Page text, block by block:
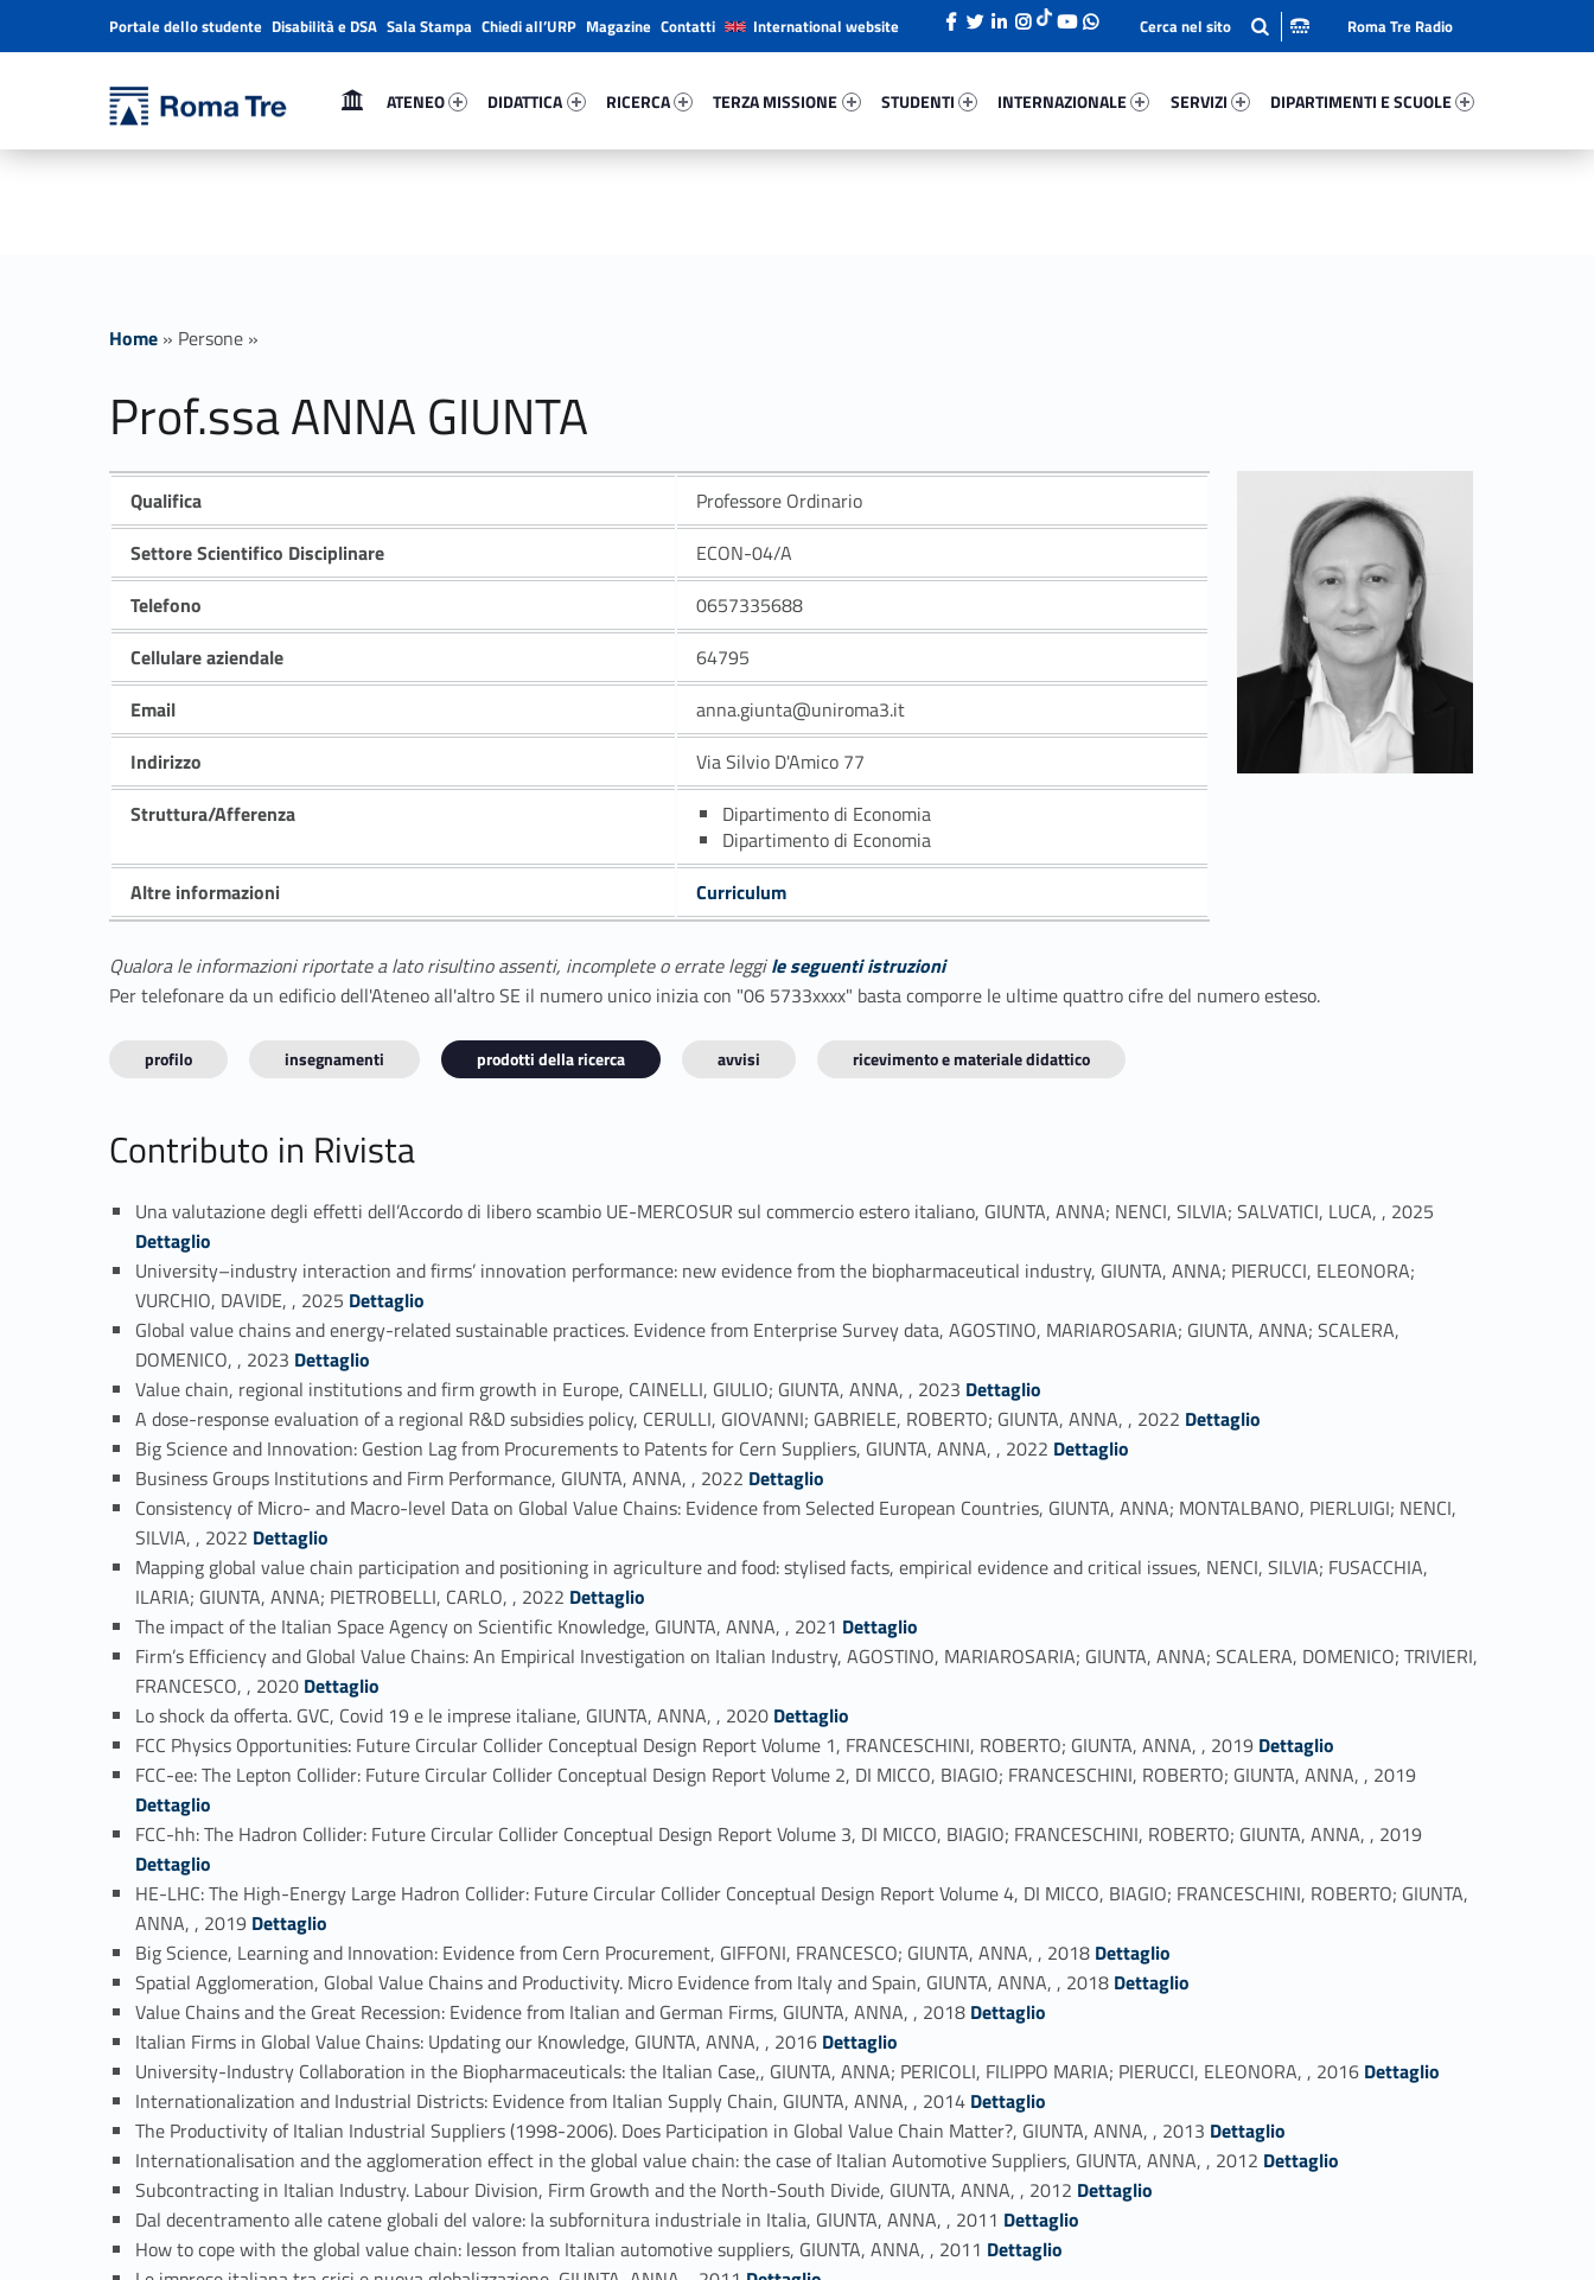
Prof.ssa ANNA GIUNTA ricerca - Università Roma Tre
Primary Menu
ATENEO
DIDATTICA
RICERCA
TERZA MISSIONE
STUDENTI
INTERNAZIONALE
SERVIZI
DIPARTIMENTI E SCUOLE
Header info sidebar
Portale dello studente Disabilità e DSA Sala Stampa Chiedi all’URP Magazine Contatti International website Roma Tre Radio
Home » Persone »
Prof.ssa ANNA GIUNTA
Qualifica
Professore Ordinario
Settore Scientifico Disciplinare
ECON-04/A
Telefono
0657335688
Cellulare aziendale
64795
Email
anna.giunta@uniroma3.it
Indirizzo
Via Silvio D'Amico 77
Struttura/Afferenza
Dipartimento di Economia
Dipartimento di Economia
Altre informazioni
Curriculum
Qualora le informazioni riportate a lato risultino assenti, incomplete o errate leggile seguenti istruzioni
Per telefonare da un edificio dell'Ateneo all'altro SE il numero unico inizia con "06 5733xxxx" basta comporre le ultime quattro cifre del numero esteso.
profilo insegnamenti prodotti della ricerca avvisi ricevimento e materiale didattico
Contributo in Rivista
Una valutazione degli effetti dell’Accordo di libero scambio UE-MERCOSUR sul commercio estero italiano, GIUNTA, ANNA; NENCI, SILVIA; SALVATICI, LUCA, , 2025
Dettaglio
University–industry interaction and firms’ innovation performance: new evidence from the biopharmaceutical industry, GIUNTA, ANNA; PIERUCCI, ELEONORA;
VURCHIO, DAVIDE, , 2025 Link identifier #identifier_person_61022-2
Dettaglio
Global value chains and energy-related sustainable practices. Evidence from Enterprise Survey data, AGOSTINO, MARIAROSARIA; GIUNTA, ANNA; SCALERA,
DOMENICO, , 2023 Link identifier #identifier_person_194191-3
Dettaglio
Value chain, regional institutions and firm growth in Europe, CAINELLI, GIULIO; GIUNTA, ANNA, , 2023 Link identifier #identifier_person_129496-4
Dettaglio
A dose-response evaluation of a regional R&D subsidies policy, CERULLI, GIOVANNI; GABRIELE, ROBERTO; GIUNTA, ANNA, , 2022 Link identifier #identifier_person_121736-5
Dettaglio
Big Science and Innovation: Gestion Lag from Procurements to Patents for Cern Suppliers, GIUNTA, ANNA, , 2022 Link identifier #identifier_person_182440-6
Dettaglio
Business Groups Institutions and Firm Performance, GIUNTA, ANNA, , 2022 Link identifier #identifier_person_161517-7
Dettaglio
Consistency of Micro- and Macro-level Data on Global Value Chains: Evidence from Selected European Countries, GIUNTA, ANNA; MONTALBANO, PIERLUIGI; NENCI,
SILVIA, , 2022 Link identifier #identifier_person_19212-8
Dettaglio
Mapping global value chain participation and positioning in agriculture and food: stylised facts, empirical evidence and critical issues, NENCI, SILVIA; FUSACCHIA,
ILARIA; GIUNTA, ANNA; PIETROBELLI, CARLO, , 2022 Link identifier #identifier_person_32664-9
Dettaglio
The impact of the Italian Space Agency on Scientific Knowledge, GIUNTA, ANNA, , 2021 Link identifier #identifier_person_104163-10
Dettaglio
Firm’s Efficiency and Global Value Chains: An Empirical Investigation on Italian Industry, AGOSTINO, MARIAROSARIA; GIUNTA, ANNA; SCALERA, DOMENICO; TRIVIERI,
FRANCESCO, , 2020 Link identifier #identifier_person_170879-11
Dettaglio
Lo shock da offerta. GVC, Covid 19 e le imprese italiane, GIUNTA, ANNA, , 2020 Link identifier #identifier_person_115562-12
Dettaglio
FCC Physics Opportunities: Future Circular Collider Conceptual Design Report Volume 1, FRANCESCHINI, ROBERTO; GIUNTA, ANNA, , 2019 Link identifier #identifier_person_198416-13
Dettaglio
FCC-ee: The Lepton Collider: Future Circular Collider Conceptual Design Report Volume 2, DI MICCO, BIAGIO; FRANCESCHINI, ROBERTO; GIUNTA, ANNA, , 2019
Dettaglio
FCC-hh: The Hadron Collider: Future Circular Collider Conceptual Design Report Volume 3, DI MICCO, BIAGIO; FRANCESCHINI, ROBERTO; GIUNTA, ANNA, , 2019
Dettaglio
HE-LHC: The High-Energy Large Hadron Collider: Future Circular Collider Conceptual Design Report Volume 4, DI MICCO, BIAGIO; FRANCESCHINI, ROBERTO; GIUNTA,
ANNA, , 2019 Link identifier #identifier_person_137686-16
Dettaglio
Big Science, Learning and Innovation: Evidence from Cern Procurement, GIFFONI, FRANCESCO; GIUNTA, ANNA, , 2018 Link identifier #identifier_person_133871-17
Dettaglio
Spatial Agglomeration, Global Value Chains and Productivity. Micro Evidence from Italy and Spain, GIUNTA, ANNA, , 2018 Link identifier #identifier_person_158133-18
Dettaglio
Value Chains and the Great Recession: Evidence from Italian and German Firms, GIUNTA, ANNA, , 2018 Link identifier #identifier_person_30729-19
Dettaglio
Italian Firms in Global Value Chains: Updating our Knowledge, GIUNTA, ANNA, , 2016 Link identifier #identifier_person_128785-20
Dettaglio
University-Industry Collaboration in the Biopharmaceuticals: the Italian Case,, GIUNTA, ANNA; PERICOLI, FILIPPO MARIA; PIERUCCI, ELEONORA, , 2016 Link identifier #identifier_person_198737-21
Dettaglio
Internationalization and Industrial Districts: Evidence from Italian Supply Chain, GIUNTA, ANNA, , 2014 Link identifier #identifier_person_171931-22
Dettaglio
The Productivity of Italian Industrial Suppliers (1998-2006). Does Participation in Global Value Chain Matter?, GIUNTA, ANNA, , 2013 Link identifier #identifier_person_121851-23
Dettaglio
Internationalisation and the agglomeration effect in the global value chain: the case of Italian Automotive Suppliers, GIUNTA, ANNA, , 2012Link identifier #identifier_person_124733-24
Dettaglio
Subcontracting in Italian Industry. Labour Division, Firm Growth and the North-South Divide, GIUNTA, ANNA, , 2012 Link identifier #identifier_person_116231-25
Dettaglio
Dal decentramento alle catene globali del valore: la subfornitura industriale in Italia, GIUNTA, ANNA, , 2011 Link identifier #identifier_person_122056-26
Dettaglio
How to cope with the global value chain: lesson from Italian automotive suppliers, GIUNTA, ANNA, , 2011 Link identifier #identifier_person_102361-27
Dettaglio
Link identifier #identifier_person_96230-28